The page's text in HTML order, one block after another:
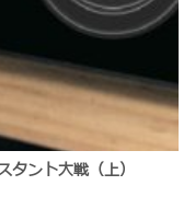
ント大戦（上）